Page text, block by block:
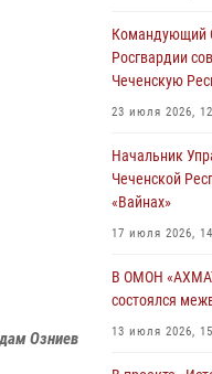
Озниев
21 июля 2026,
В ДНР
вражеских
В Грозном
безопасность
соревнований
Начальник
Чеченской
Командующий
Росгвардии
Чеченскую
23 июля 2026,
Начальник
Чеченской
«Вайнах»
17 июля 2026,
В ОМОН
состоялся
13 июля 2026,